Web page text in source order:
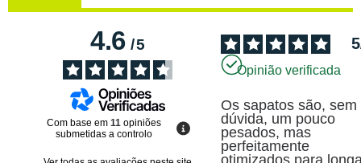
4.6/5
Com base em 11 opiniões
submetidas a controlo
5
Opinião verificada
Os sapatos são, sem
dúvida, um pouco
pesados, mas
perfeitamente
otimizados para